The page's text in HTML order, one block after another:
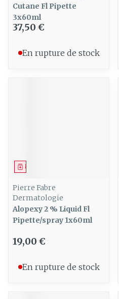
Cutane Fl Pipette
3x60ml
37,50 €
En rupture de stock
Médicament
Pierre Fabre
Dermatologie
Alopexy 2 % Liquid Fl
Pipette/spray 1x60ml
19,00 €
En rupture de stock